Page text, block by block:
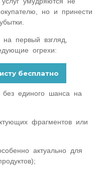
но и принести
первый взгляд,
огрехи:
без единого шанса на
фрагментов или
актуально для